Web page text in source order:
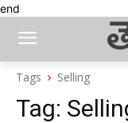
end
Tags Selling
Tag: